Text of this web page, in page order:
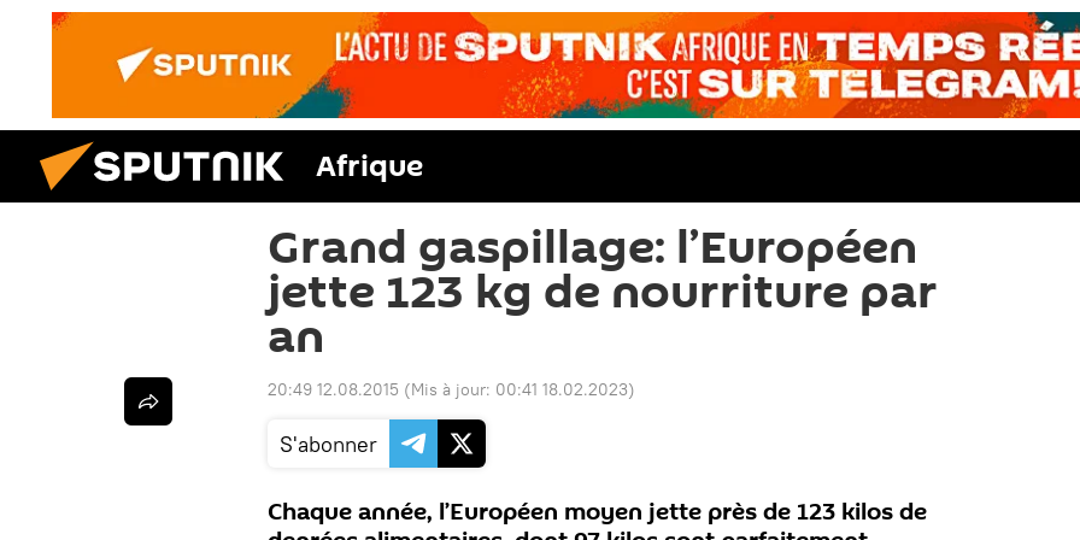
Afrique
Grand gaspillage: l’Européen
jette 123 kg de nourriture par
an
20:49 12.08.2015 (Mis à jour: 00:41 18.02.2023)
S'abonner
Chaque année, l’Européen moyen jette près de 123 kilos de